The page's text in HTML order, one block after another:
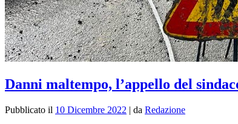
Danni maltempo, l’appello del
Pubblicato il 10 Dicembre 2022 | da Redazione